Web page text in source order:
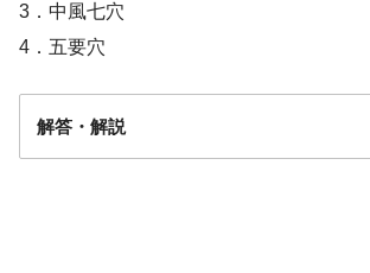
3．中風七穴
4．五要穴
解答・解説